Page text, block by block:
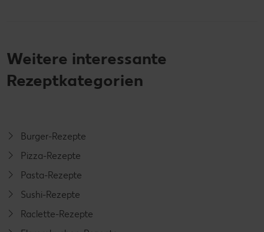
Weitere interessante
Rezeptkategorien
Burger-Rezepte
Pizza-Rezepte
Pasta-Rezepte
Sushi-Rezepte
Raclette-Rezepte